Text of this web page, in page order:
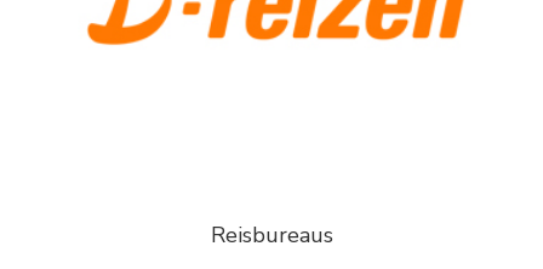
Reisbureaus